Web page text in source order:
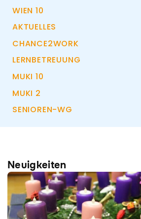
WIEN 10
AKTUELLES
CHANCE2WORK
LERNBETREUUNG
MUKI 10
MUKI 2
SENIOREN-WG
Neuigkeiten
SeiteSeiteSeite